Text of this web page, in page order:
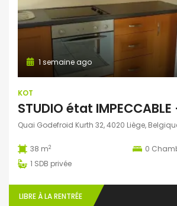
1 semaine ago
KOT
Quai Godefroid Kurth 32, 4020 Liège,
38 m2 0
1 SDB privée
LIBRE À LA RENTRÉE